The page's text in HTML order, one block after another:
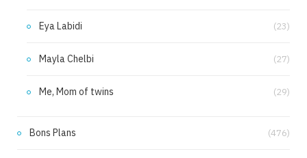
Eya Labidi (23)
Mayla Chelbi (27)
Me, Mom of twins (29)
Bons Plans (476)